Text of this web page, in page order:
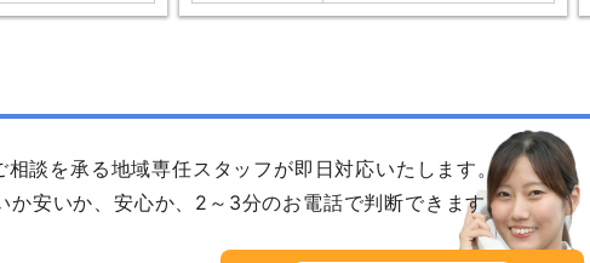
談を承る地域専任スタッフが即日対応いたします。
か安いか、安心か、2～3分のお電話で判断できます。